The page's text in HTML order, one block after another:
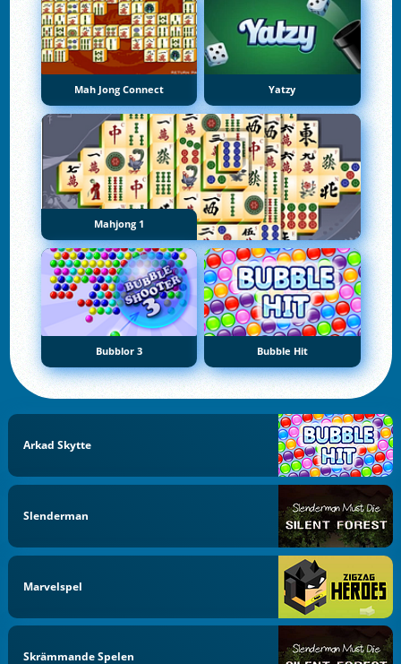
Mah Jong Connect Yatzy
Mahjong 1
Bubblor 3 Bubble Hit
Arkad Skytte
Slenderman
Marvelspel
Skrämmande Spelen